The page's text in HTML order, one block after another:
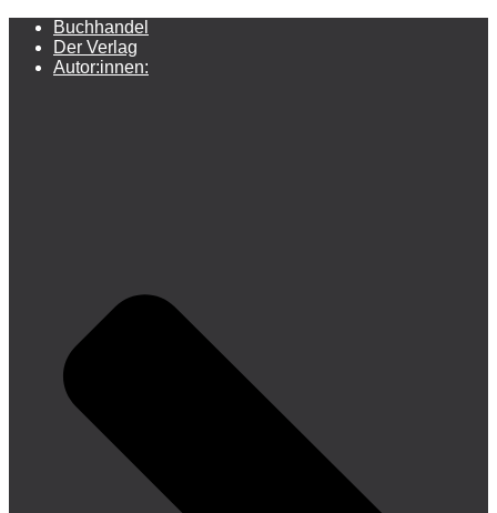
Buchhandel
Der Verlag
Autor:innen: